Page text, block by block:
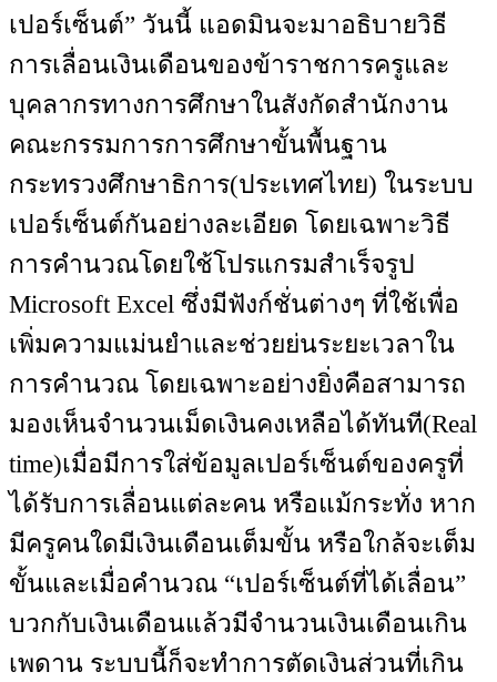
เปอร์เซ็นต์” วันนี้ แอดมินจะมาอธิบายวิธี
การเลื่อนเงินเดือนของข้าราชการครูและ
บุคลากรทางการศึกษาในสังกัดสำนักงาน
คณะกรรมการการศึกษาขั้นพื้นฐาน
กระทรวงศึกษาธิการ(ประเทศไทย) ในระบบ
เปอร์เซ็นต์กันอย่างละเอียด โดยเฉพาะวิธี
การคำนวณโดยใช้โปรแกรมสำเร็จรูป
Microsoft Excel ซึ่งมีฟังก์ชั่นต่างๆ ที่ใช้เพื่อ
เพิ่มความแม่นยำและช่วยย่นระยะเวลาใน
การคำนวณ โดยเฉพาะอย่างยิ่งคือสามารถ
มองเห็นจำนวนเม็ดเงินคงเหลือได้ทันที(Real
time)เมื่อมีการใส่ข้อมูลเปอร์เซ็นต์ของครูที่
ได้รับการเลื่อนแต่ละคน หรือแม้กระทั่ง หาก
มีครูคนใดมีเงินเดือนเต็มขั้น หรือใกล้จะเต็ม
ขั้นและเมื่อคำนวณ “เปอร์เซ็นต์ที่ได้เลื่อน”
บวกกับเงินเดือนแล้วมีจำนวนเงินเดือนเกิน
เพดาน ระบบนี้ก็จะทำการตัดเงินส่วนที่เกิน